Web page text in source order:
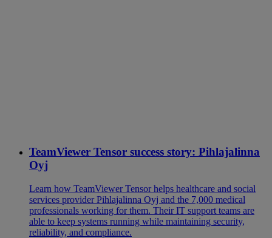
TeamViewer Tensor success story: Pihlajalinna
Oyj
Learn how TeamViewer Tensor helps healthcare and social
services provider Pihlajalinna Oyj and the 7,000 medical
professionals working for them. Their IT support teams are
able to keep systems running while maintaining security,
reliability, and compliance.